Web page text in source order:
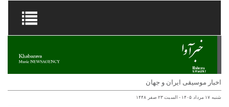
اخبار موسیقی ایران و جهان
شنبه ۱۷ مرداد ۱۴۰۵ - السبت ۲۳ صفر ۱۴۴۸